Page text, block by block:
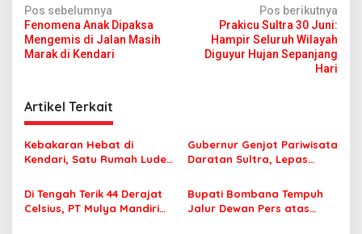
N
a
v
g
a
s
i
p
o
Pos sebelumnya
Fenomena Anak Dipaksa
Mengemis di Jalan Masih
Marak di Kendari
Pos berikutnya
Prakicu Sultra 30 Juni:
Hampir Seluruh Wilayah
Diguyur Hujan Sepanjang
Hari
Artikel Terkait
Kebakaran Hebat di
Kendari, Satu Rumah Ludes
Gubernur Genjot Pariwisata
Daratan Sultra, Lepas
Tiga Kabupaten Unggulan
Di Tengah Terik 44 Derajat
Celsius, PT Mulya Mandiri
Bupati Bombana Tempuh
Jalur Dewan Pers atas